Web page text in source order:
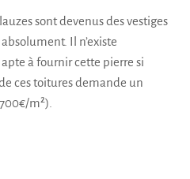
sont devenus des vestiges
Il n’existe
à fournir cette pierre si
ces toitures demande un
m²).